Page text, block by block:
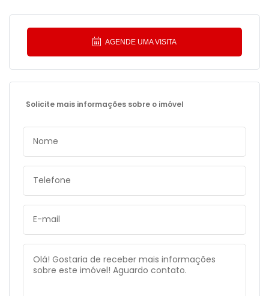
AGENDE UMA VISITA
Solicite mais informações sobre o imóvel